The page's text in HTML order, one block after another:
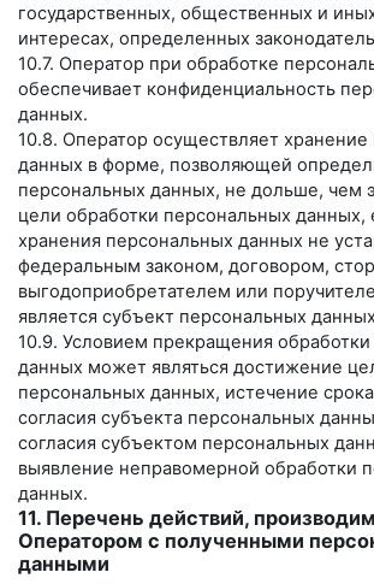
государственных, общественных и
интересах, определенных
10.7. Оператор при обработке
обеспечивает конфиденциальность
данных.
10.8. Оператор осуществляет
данных в форме, позволяющей
персональных данных, не дольше, чем
цели обработки персональных данных,
хранения персональных данных не
федеральным законом, договором,
выгодоприобретателем или
является субъект персональных
10.9. Условием прекращения
данных может являться достижение
персональных данных, истечение
согласия субъекта персональных
согласия субъектом персональных
выявление неправомерной обработки
данных.
11. Перечень действий,
Оператором с полученными
данными